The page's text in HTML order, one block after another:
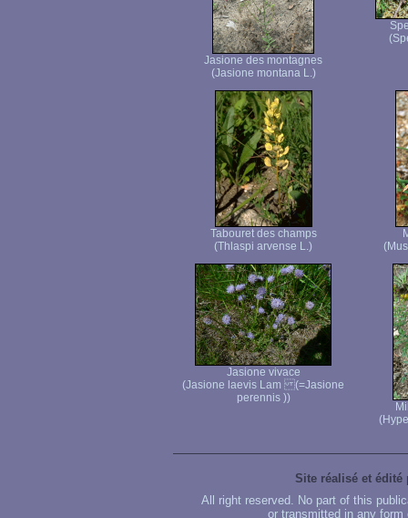
Jasione des montagnes
(Jasione montana L.)
Tabouret des champs
(Thlaspi arvense L.)
Jasione vivace
(Jasione laevis Lam (=Jasione
perennis ))
Site réalisé et édité
All right reserved. No part of this
or transmitted in any